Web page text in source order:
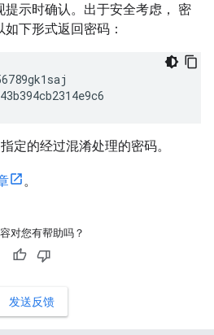
示时确认。出于安全考虑， 密
下形式返回密码：
定的经过混淆处理的密码。
。
对您有帮助吗？
发送反馈